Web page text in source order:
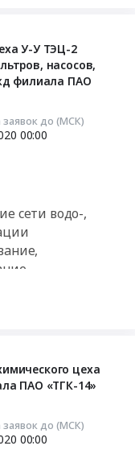
и
У-У ТЭЦ-2
насосов,
филиала ПАО
до (МСК)
00:00
сети водо-,
и
ремонт ицеха
ПАО «ТГК-14»
до (МСК)
00:00